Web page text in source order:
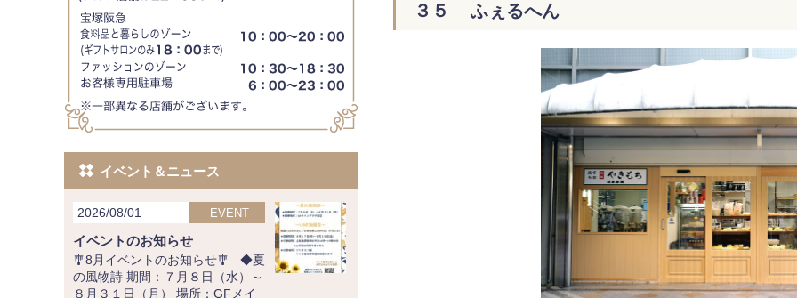
３５ ふぇるへん
イベント＆ニュース
2026/08/01 EVENT
イベントのお知らせ
🎐8月イベントのお知らせ🎐 ◆夏
の風物詩 期間：７月８日（水）～
８月３１日（月） 場所：GFメイ